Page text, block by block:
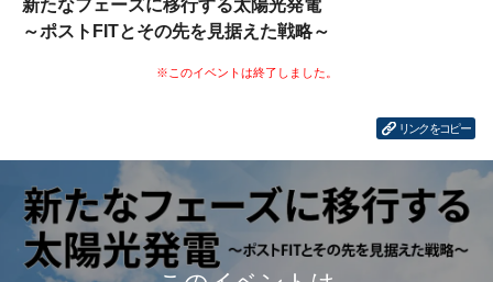
新たなフェーズに移行する太陽光発電
～ポストFITとその先を見据えた戦略～
リンクをコピー